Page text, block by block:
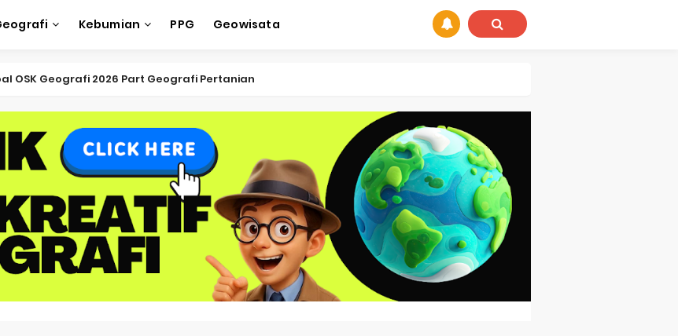
Kebumian PPG Geowisata
OSK Geografi 2026 Part Geografi Pertanian
OSK Geografi 2026 Part Geografi Budaya
OSK Geografi 2026 Part Dinamika Kota
K Geografi 2025 No 51-55
K Geografi 2025 No 46-50
K Geografi 2025 No 41-45
K Geografi 2025 No 36-40
K Geografi 2025 No 31-35